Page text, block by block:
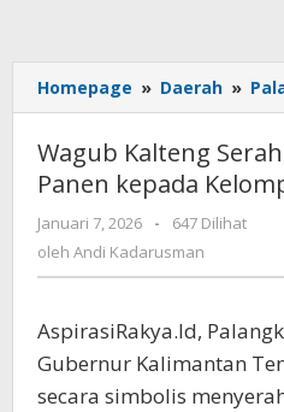
Homepage » Daerah »
Wagub Kalteng
Panen kepada
Januari 7, 2026
oleh
Andi
-
647 Dilihat
oleh Andi Kadarusman
AspirasiRakya.Id,
Gubernur Kalimantan
secara simbolis